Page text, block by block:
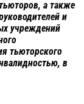
а также
и
учреждений
тьюторского
в